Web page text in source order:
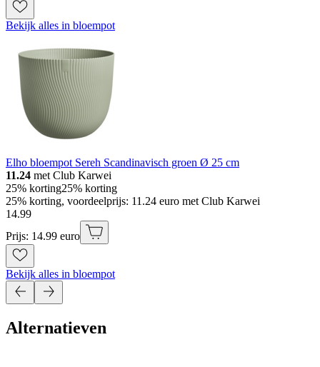
Bekijk alles in bloempot
Elho bloempot Sereh Scandinavisch groen Ø 25 cm
11.24 met Club Karwei
25% korting25% korting
25% korting, voordeelprijs: 11.24 euro met Club Karwei
14.99
Prijs: 14.99 euro
Bekijk alles in bloempot
Alternatieven